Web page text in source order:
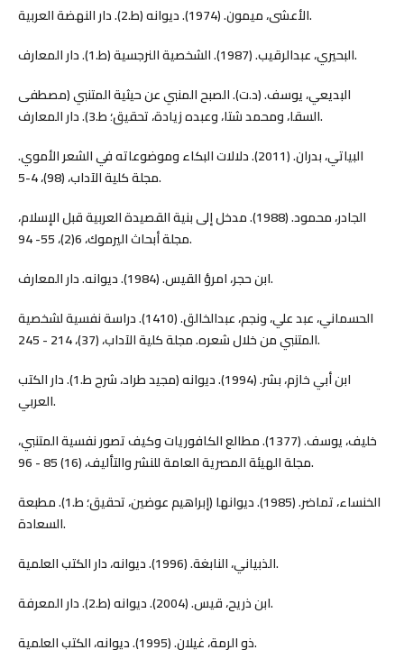
الأعشى، ميمون. (1974). ديوانه (ط.2). دار النهضة العربية.
البحيري، عبدالرقيب. (1987). الشخصية النرجسية (ط.1). دار المعارف.
البديعي، يوسف. (د.ت). الصبح المنبي عن حيثية المتنبي (مصطفى
السقا، ومحمد شتا، وعبده زيادة، تحقيق؛ ط.3). دار المعارف.
البياتي، بدران. (2011). دلالات البكاء وموضوعاته في الشعر الأموي.
مجلة كلية الآداب، (98)، 4-5.
الجادر، محمود. (1988). مدخل إلى بنية القصيدة العربية قبل الإسلام،
مجلة أبحاث اليرموك، 6(2)، 55- 94.
ابن حجر، امرؤ القيس. (1984). ديوانه. دار المعارف.
الحسماني، عبد علي، ونجم، عبدالخالق. (1410). دراسة نفسية لشخصية
المتنبي من خلال شعره. مجلة كلية الآداب، (37)، 214 - 245.
ابن أبي خازم، بشر. (1994). ديوانه (مجيد طراد، شرح ط.1). دار الكتب
العربي.
خليف، يوسف. (1377). مطالع الكافوريات وكيف تصور نفسية المتنبي،
مجلة الهيئة المصرية العامة للنشر والتأليف، (16) 85 - 96.
الخنساء، تماضر. (1985). ديوانها (إبراهيم عوضين، تحقيق؛ ط.1). مطبعة
السعادة.
الذبياني، النابغة. (1996). ديوانه، دار الكتب العلمية.
ابن ذريح، قيس. (2004). ديوانه (ط.2). دار المعرفة.
ذو الرمة، غيلان. (1995). ديوانه، الكتب العلمية.